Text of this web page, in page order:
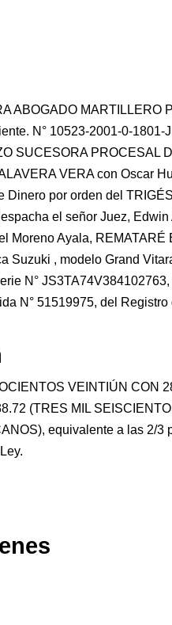
ABOGADO MARTILLERO
N° 10523-2001-0-1801-
SUCESORA PROCESAL
VERA con Oscar
Dinero por orden del
el señor Juez,
Moreno Ayala, REMATARÉ
Suzuki , modelo Grand
N°
N° 51519975, del
VEINTIÚN CON
(TRES MIL
equivalente a las 2/3